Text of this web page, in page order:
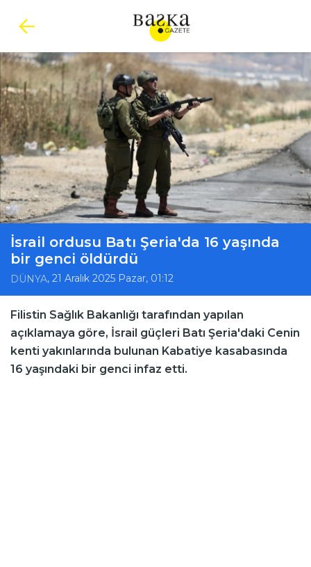
İsrail ordusu Batı Şeria'da 16 yaşında
bir genci öldürdü
DÜNYA, 21 Aralık 2025 Pazar, 01:12
Filistin Sağlık Bakanlığı tarafından yapılan
açıklamaya göre, İsrail güçleri Batı Şeria'daki Cenin
kenti yakınlarında bulunan Kabatiye kasabasında
16 yaşındaki bir genci infaz etti.